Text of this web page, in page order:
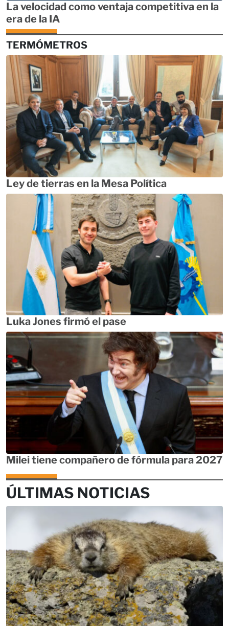
La velocidad como ventaja competitiva en la
era de la IA
TERMÓMETROS
Ley de tierras en la Mesa Política
Luka Jones firmó el pase
Milei tiene compañero de fórmula para 2027
ÚLTIMAS NOTICIAS